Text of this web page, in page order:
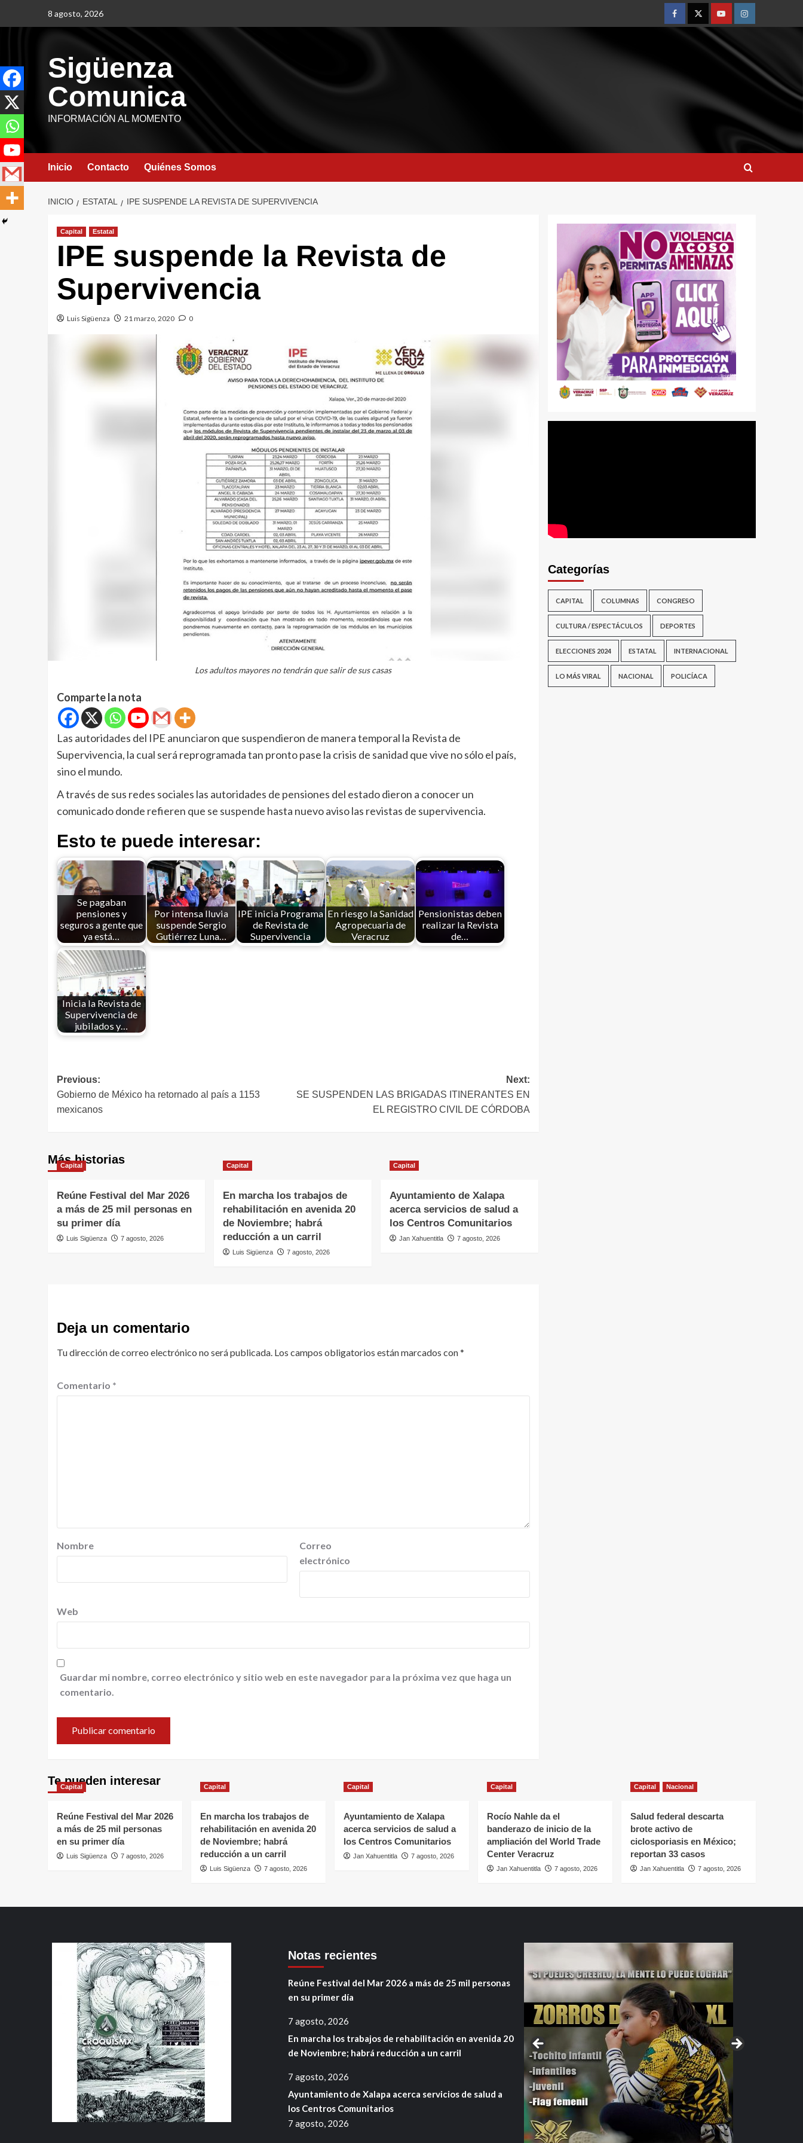
8 agosto, 2026
Sigüenza
Comunica
INFORMACIÓN AL MOMENTO
Inicio Contacto Quiénes Somos
INICIO ESTATAL IPE SUSPENDE LA REVISTA DE SUPERVIVENCIA
Capital Estatal
IPE suspende la Revista de
Supervivencia
Luis Sigüenza 21 marzo, 2020 0
Los adultos mayores no tendrán que salir de sus casas
Comparte la nota
Las autoridades del IPE anunciaron que suspendieron de manera temporal la Revista de
Supervivencia, la cual será reprogramada tan pronto pase la crisis de sanidad que vive no sólo el país,
sino el mundo.
A través de sus redes sociales las autoridades de pensiones del estado dieron a conocer un
comunicado donde refieren que se suspende hasta nuevo aviso las revistas de supervivencia.
Esto te puede interesar:
Se pagaban
pensiones y
seguros a gente que
ya está…
Por intensa lluvia
suspende Sergio
Gutiérrez Luna…
IPE inicia Programa
de Revista de
Supervivencia
En riesgo la Sanidad
Agropecuaria de
Veracruz
Pensionistas deben
realizar la Revista
de…
Inicia la Revista de
Supervivencia de
jubilados y…
Previous:
Gobierno de México ha retornado al país a 1153
mexicanos
Next:
SE SUSPENDEN LAS BRIGADAS ITINERANTES EN
EL REGISTRO CIVIL DE CÓRDOBA
Más historias
Capital
Reúne Festival del Mar 2026
a más de 25 mil personas en
su primer día
Luis Sigüenza 7 agosto, 2026
Capital
En marcha los trabajos de
rehabilitación en avenida 20
de Noviembre; habrá
reducción a un carril
Luis Sigüenza 7 agosto, 2026
Capital
Ayuntamiento de Xalapa
acerca servicios de salud a
los Centros Comunitarios
Jan Xahuentitla 7 agosto, 2026
Deja un comentario
Tu dirección de correo electrónico no será publicada. Los campos obligatorios están marcados con*
Comentario *
Nombre
Correo
electrónico
Web
Guardar mi nombre, correo electrónico y sitio web en este navegador para la próxima vez que haga un
comentario.
Categorías
CAPITAL COLUMNAS CONGRESO
CULTURA / ESPECTÁCULOS DEPORTES
ELECCIONES 2024 ESTATAL INTERNACIONAL
LO MÁS VIRAL NACIONAL POLICÍACA
Te pueden interesar
Capital
Reúne Festival del Mar 2026
a más de 25 mil personas
en su primer día
Luis Sigüenza 7 agosto, 2026
Capital
En marcha los trabajos de
rehabilitación en avenida 20
de Noviembre; habrá
reducción a un carril
Luis Sigüenza 7 agosto, 2026
Capital
Ayuntamiento de Xalapa
acerca servicios de salud a
los Centros Comunitarios
Jan Xahuentitla 7 agosto, 2026
Capital
Rocío Nahle da el
banderazo de inicio de la
ampliación del World Trade
Center Veracruz
Jan Xahuentitla 7 agosto, 2026
Capital Nacional
Salud federal descarta
brote activo de
ciclosporiasis en México;
reportan 33 casos
Jan Xahuentitla 7 agosto, 2026
Notas recientes
Reúne Festival del Mar 2026 a más de 25 mil personas
en su primer día
7 agosto, 2026
En marcha los trabajos de rehabilitación en avenida 20
de Noviembre; habrá reducción a un carril
7 agosto, 2026
Ayuntamiento de Xalapa acerca servicios de salud a
los Centros Comunitarios
7 agosto, 2026